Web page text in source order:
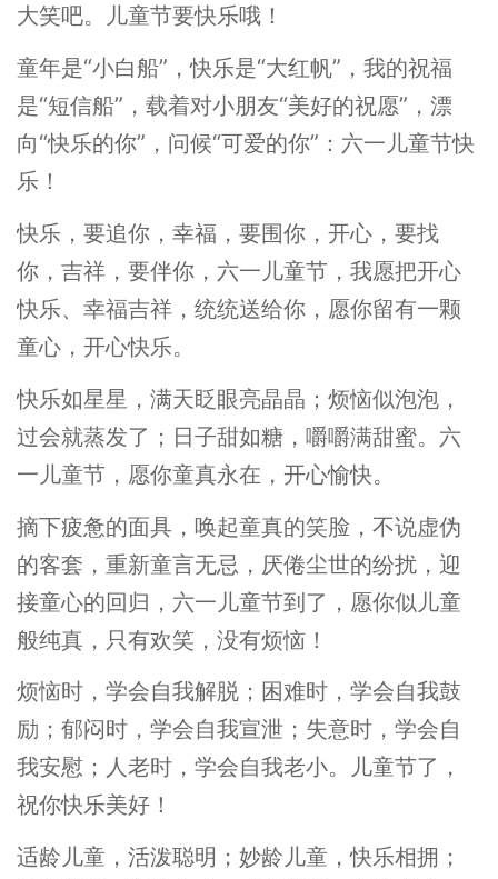
大笑吧。儿童节要快乐哦！
童年是“小白船”，快乐是“大红帆”，我的祝福
是“短信船”，载着对小朋友“美好的祝愿”，漂
向“快乐的你”，问候“可爱的你”：六一儿童节快
乐！
快乐，要追你，幸福，要围你，开心，要找
你，吉祥，要伴你，六一儿童节，我愿把开心
快乐、幸福吉祥，统统送给你，愿你留有一颗
童心，开心快乐。
快乐如星星，满天眨眼亮晶晶；烦恼似泡泡，
过会就蒸发了；日子甜如糖，嚼嚼满甜蜜。六
一儿童节，愿你童真永在，开心愉快。
摘下疲惫的面具，唤起童真的笑脸，不说虚伪
的客套，重新童言无忌，厌倦尘世的纷扰，迎
接童心的回归，六一儿童节到了，愿你似儿童
般纯真，只有欢笑，没有烦恼！
烦恼时，学会自我解脱；困难时，学会自我鼓
励；郁闷时，学会自我宣泄；失意时，学会自
我安慰；人老时，学会自我老小。儿童节了，
祝你快乐美好！
适龄儿童，活泼聪明；妙龄儿童，快乐相拥；